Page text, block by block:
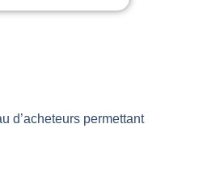
d’acheteurs permettant